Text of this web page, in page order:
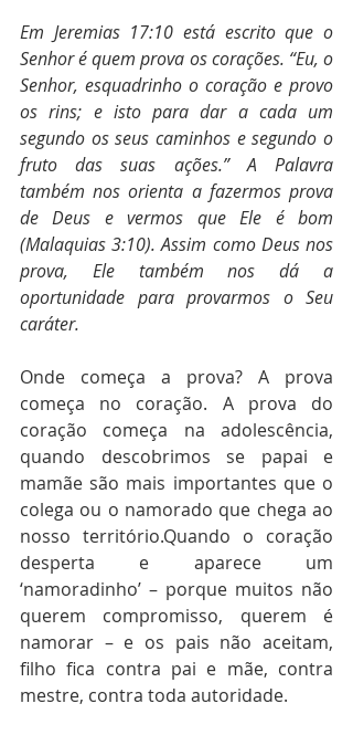
Em Jeremias 17:10 está escrito que o
Senhor é quem prova os corações. “Eu, o
Senhor, esquadrinho o coração e provo
os rins; e isto para dar a cada um
segundo os seus caminhos e segundo o
fruto das suas ações.” A Palavra
também nos orienta a fazermos prova
de Deus e vermos que Ele é bom
(Malaquias 3:10). Assim como Deus nos
prova, Ele também nos dá a
oportunidade para provarmos o Seu
caráter.
Onde começa a prova? A prova
começa no coração. A prova do
coração começa na adolescência,
quando descobrimos se papai e
mamãe são mais importantes que o
colega ou o namorado que chega ao
nosso território.Quando o coração
desperta e aparece um
‘namoradinho’ – porque muitos não
querem compromisso, querem é
namorar – e os pais não aceitam,
filho fica contra pai e mãe, contra
mestre, contra toda autoridade.